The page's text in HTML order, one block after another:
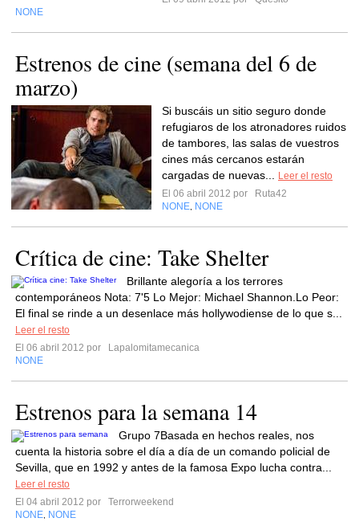
NONE
Estrenos de cine (semana del 6 de
marzo)
Si buscáis un sitio seguro donde
refugiaros de los atronadores ruidos
de tambores, las salas de vuestros
cines más cercanos estarán
cargadas de nuevas...
Leer el resto
El 06 abril 2012 por
Ruta42
NONE NONE
Crítica de cine: Take Shelter
Brillante alegoría a los terrores
contemporáneos Nota: 7'5 Lo Mejor: Michael Shannon.Lo Peor:
El final se rinde a un desenlace más hollywodiense de lo que s...
Leer el resto
El 06 abril 2012 por
Lapalomitamecanica
NONE
Estrenos para la semana 14
Grupo 7Basada en hechos reales, nos
cuenta la historia sobre el día a día de un comando policial de
Sevilla, que en 1992 y antes de la famosa Expo lucha contra...
Leer el resto
El 04 abril 2012 por
Terrorweekend
NONE NONE